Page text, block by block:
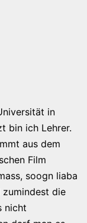
in
bin ich Lehrer.
aus dem
Film
soogn liaba
zumindest die
nicht